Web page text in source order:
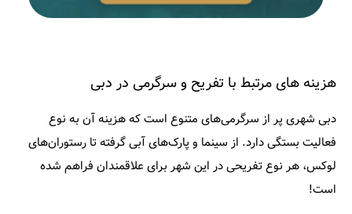
هزینه های مرتبط با تفریح و سرگرمی در دبی
دبی شهری پر از سرگرمی‌های متنوع است که هزینه آن به نوع
فعالیت بستگی دارد. از سینما و پارک‌های آبی گرفته تا رستوران‌های
لوکس، هر نوع تفریحی در این شهر برای علاقمندان فراهم شده
است!